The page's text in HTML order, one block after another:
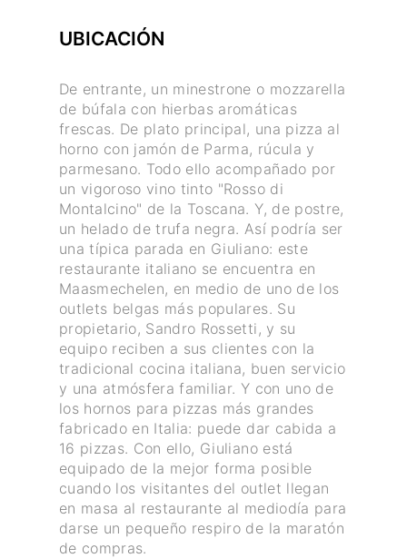
UBICACIÓN
De entrante, un minestrone o mozzarella
de búfala con hierbas aromáticas
frescas. De plato principal, una pizza al
horno con jamón de Parma, rúcula y
parmesano. Todo ello acompañado por
un vigoroso vino tinto "Rosso di
Montalcino" de la Toscana. Y, de postre,
un helado de trufa negra. Así podría ser
una típica parada en Giuliano: este
restaurante italiano se encuentra en
Maasmechelen, en medio de uno de los
outlets belgas más populares. Su
propietario, Sandro Rossetti, y su
equipo reciben a sus clientes con la
tradicional cocina italiana, buen servicio
y una atmósfera familiar. Y con uno de
los hornos para pizzas más grandes
fabricado en Italia: puede dar cabida a
16 pizzas. Con ello, Giuliano está
equipado de la mejor forma posible
cuando los visitantes del outlet llegan
en masa al restaurante al mediodía para
darse un pequeño respiro de la maratón
de compras.